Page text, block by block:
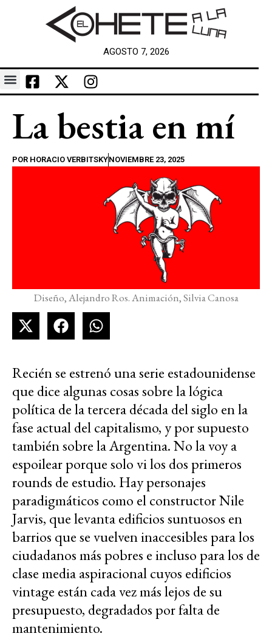
AGOSTO 7, 2026
La bestia en mí
POR HORACIO VERBITSKYNOVIEMBRE 23, 2025
Diseño, Alejandro Ros. Animación, Silvia Canosa
Recién se estrenó una serie estadounidense
que dice algunas cosas sobre la lógica
política de la tercera década del siglo en la
fase actual del capitalismo, y por supuesto
también sobre la Argentina. No la voy a
espoilear porque solo vi los dos primeros
rounds de estudio. Hay personajes
paradigmáticos como el constructor Nile
Jarvis, que levanta edificios suntuosos en
barrios que se vuelven inaccesibles para los
ciudadanos más pobres e incluso para los de
clase media aspiracional cuyos edificios
vintage están cada vez más lejos de su
presupuesto, degradados por falta de
mantenimiento.